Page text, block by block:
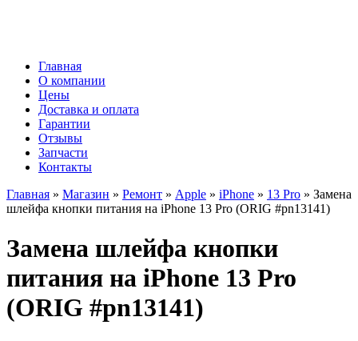
Главная
О компании
Цены
Доставка и оплата
Гарантии
Отзывы
Запчасти
Контакты
Главная » Магазин » Ремонт » Apple » iPhone » 13 Pro » Замена
шлейфа кнопки питания на iPhone 13 Pro (ORIG #pn13141)
Замена шлейфа кнопки
питания на iPhone 13 Pro
(ORIG #pn13141)